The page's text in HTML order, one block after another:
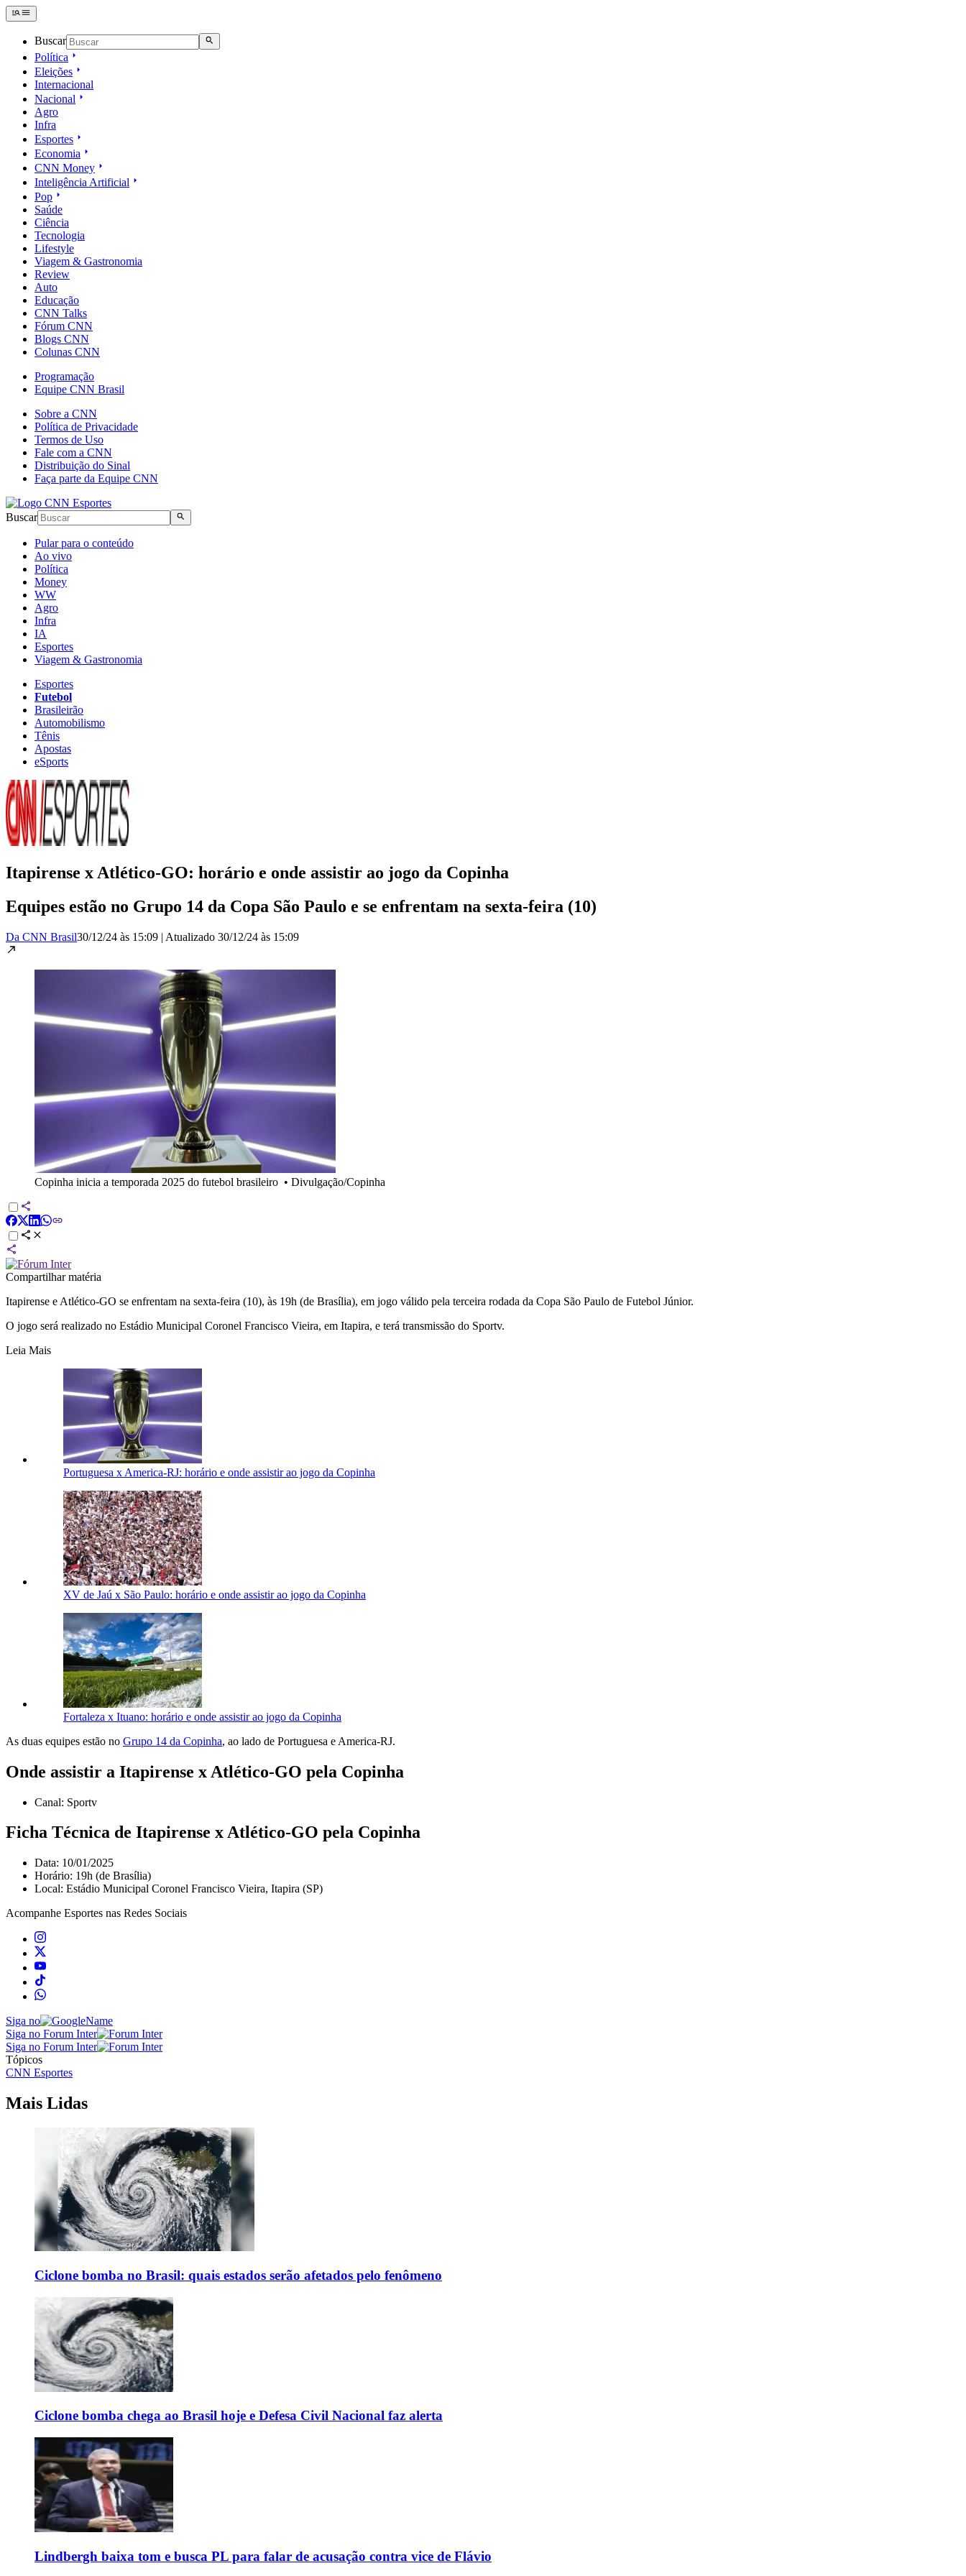
Buscar
Política
Eleições
Internacional
Nacional
Agro
Infra
Esportes
Economia
CNN Money
Inteligência Artificial
Pop
Saúde
Ciência
Tecnologia
Lifestyle
Viagem & Gastronomia
Review
Auto
Educação
CNN Talks
Fórum CNN
Blogs CNN
Colunas CNN
Programação
Equipe CNN Brasil
Sobre a CNN
Política de Privacidade
Termos de Uso
Fale com a CNN
Distribuição do Sinal
Faça parte da Equipe CNN
Buscar
Pular para o conteúdo
Ao vivo
Política
Money
WW
Agro
Infra
IA
Esportes
Viagem & Gastronomia
Esportes
Futebol
Brasileirão
Automobilismo
Tênis
Apostas
eSports
Itapirense x Atlético-GO: horário e onde assistir ao jogo da Copinha
Equipes estão no Grupo 14 da Copa São Paulo e se enfrentam na sexta-feira (10)
Da CNN Brasil30/12/24 às 15:09 | Atualizado 30/12/24 às 15:09
Copinha inicia a temporada 2025 do futebol brasileiro • Divulgação/Copinha
Compartilhar matéria
Itapirense e Atlético-GO se enfrentam na sexta-feira (10), às 19h (de Brasília), em jogo válido pela terceira rodada da Copa São Paulo de Futebol Júnior.
O jogo será realizado no Estádio Municipal Coronel Francisco Vieira, em Itapira, e terá transmissão do Sportv.
Leia Mais
Portuguesa x America-RJ: horário e onde assistir ao jogo da Copinha
XV de Jaú x São Paulo: horário e onde assistir ao jogo da Copinha
Fortaleza x Ituano: horário e onde assistir ao jogo da Copinha
As duas equipes estão no Grupo 14 da Copinha, ao lado de Portuguesa e America-RJ.
Onde assistir a Itapirense x Atlético-GO pela Copinha
Canal: Sportv
Ficha Técnica de Itapirense x Atlético-GO pela Copinha
Data: 10/01/2025
Horário: 19h (de Brasília)
Local: Estádio Municipal Coronel Francisco Vieira, Itapira (SP)
Acompanhe Esportes nas Redes Sociais
Siga no
Siga no Forum Inter
Siga no Forum Inter
Tópicos
CNN Esportes
Mais Lidas
Ciclone bomba no Brasil: quais estados serão afetados pelo fenômeno
Ciclone bomba chega ao Brasil hoje e Defesa Civil Nacional faz alerta
Lindbergh baixa tom e busca PL para falar de acusação contra vice de Flávio